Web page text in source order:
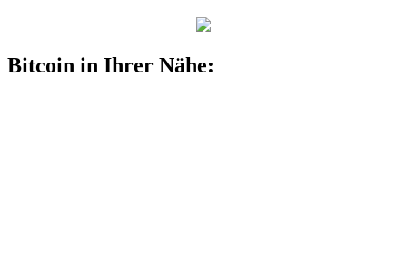
Bitcoin in Ihrer Nähe: